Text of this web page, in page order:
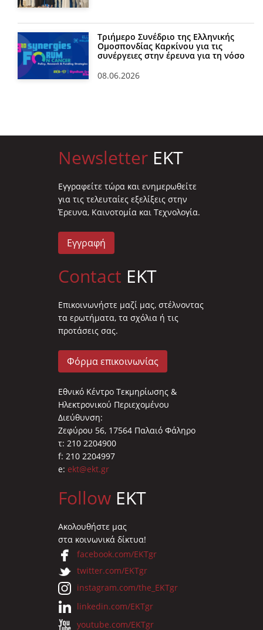
Τριήμερο Συνέδριο της Ελληνικής
Ομοσπονδίας Καρκίνου για τις
συνέργειες στην έρευνα για τη νόσο
08.06.2026
Newsletter EKT
Eγγραφείτε τώρα και ενημερωθείτε
για τις τελευταίες εξελίξεις στην
Έρευνα, Καινοτομία και Τεχνολογία.
Εγγραφή
Contact EKT
Επικοινωνήστε μαζί μας, στέλνοντας
τα ερωτήματα, τα σχόλια ή τις
προτάσεις σας.
Φόρμα επικοινωνίας
Εθνικό Κέντρο Τεκμηρίωσης &
Ηλεκτρονικού Περιεχομένου
Διεύθυνση:
Ζεφύρου 56, 17564 Παλαιό Φάληρο
τ: 210 2204900
f: 210 2204997
e: ekt@ekt.gr
Follow EKT
Ακολουθήστε μας
στα κοινωνικά δίκτυα!
facebook.com/EKTgr
twitter.com/EKTgr
instagram.com/the_EKTgr
linkedin.com/EKTgr
youtube.com/EKTgr